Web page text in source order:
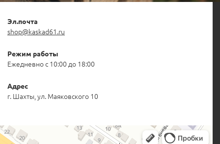
Эл.почта
shop@kaskad61.ru
Режим работы
Ежедневно с 10:00 до 18:00
Адрес
г. Шахты, ул. Маяковского 10